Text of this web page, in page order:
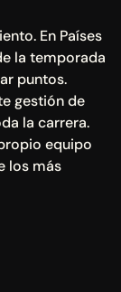
En Países
la temporada
puntos.
gestión de
la carrera.
equipo
los más